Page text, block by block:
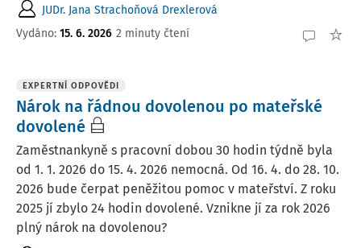
JUDr. Jana Strachoňová Drexlerová
Vydáno: 15. 6. 2026 2 minuty čtení
EXPERTNÍ ODPOVĚDI
Nárok na řádnou dovolenou po mateřské
dovolené
Zaměstnankyně s pracovní dobou 30 hodin týdně byla
od 1. 1. 2026 do 15. 4. 2026 nemocná. Od 16. 4. do 28. 10.
2026 bude čerpat peněžitou pomoc v mateřství. Z roku
2025 jí zbylo 24 hodin dovolené. Vznikne jí za rok 2026
plný nárok na dovolenou?